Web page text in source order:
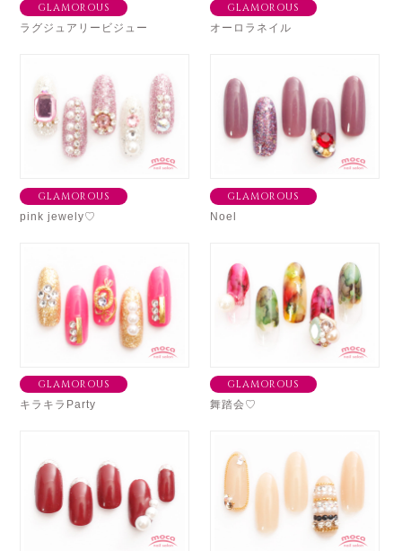
GLAMOROUS
ラグジュアリービジュー
GLAMOROUS
オーロラネイル
GLAMOROUS
pink jewely♡
GLAMOROUS
Noel
GLAMOROUS
キラキラParty
GLAMOROUS
舞踏会♡